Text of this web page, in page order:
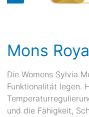
Mons
Die Womens Sylvia
Funktionalität legen.
und die Fähigkeit,